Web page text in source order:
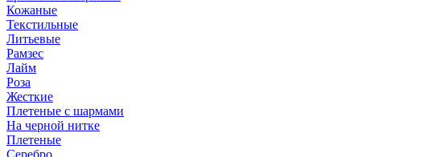
Кожаные
Текстильные
Литьевые
Рамзес
Лайм
Роза
Жесткие
Плетеные с шармами
На черной нитке
Плетеные
Серебро